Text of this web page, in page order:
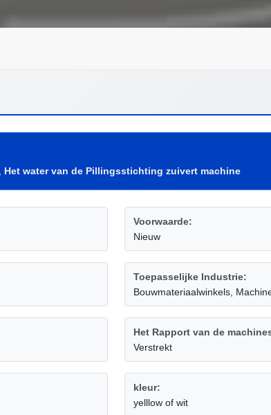
Het water van de Pillingsstichting zuivert machine
Voorwaarde:
Nieuw
Toepasselijke Industrie:
Bouwmateriaalwinkels,
Het Rapport van de
Verstrekt
kleur:
yelllow of wit